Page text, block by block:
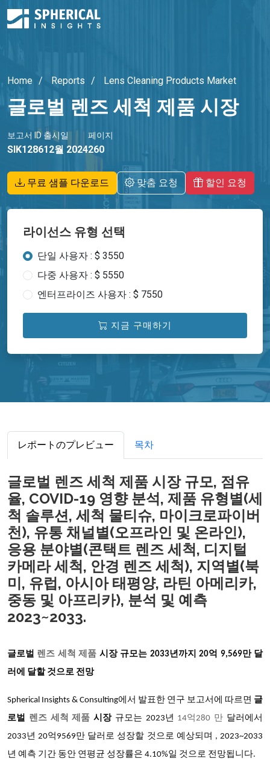
Home Reports Lens Cleaning Products Market
글로벌 렌즈 세척 제품 시장
보고서 ID
SIK1286
출시일
12월 2024
페이지
260
무료 샘플 다운로드 맞춤 요청 할인 요청
라이선스 유형 선택
단일 사용자 : $ 3550
다중 사용자 : $ 5550
엔터프라이즈 사용자 : $ 7550
지금 구매하기
レポートのプレビュー 목차
글로벌 렌즈 세척 제품 시장 규모, 점유
율, COVID-19 영향 분석, 제품 유형별(세
척 솔루션, 세척 물티슈, 마이크로파이버
천), 유통 채널별(오프라인 및 온라인),
응용 분야별(콘택트 렌즈 세척, 디지털
카메라 세척, 안경 렌즈 세척), 지역별(북
미, 유럽, 아시아 태평양, 라틴 아메리카,
중동 및 아프리카), 분석 및 예측
2023~2033.
글로벌 렌즈 세척 제품 시장 규모는 2033년까지 20억 9,569만 달
러에 달할 것으로 전망
Spherical Insights & Consulting에서 발표한 연구 보고서에 따르면 글
로벌 렌즈 세척 제품시장 규모는 2023년 14억280 만 달러에서
2033년 20억9569만 달러로 성장할 것으로 예상되며 , 2023~2033
년 예측 기간 동안 연평균 성장률은 4.10%일 것으로 전망됩니다.